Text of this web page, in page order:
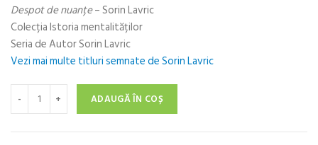
a
fost:
50,40 lei.
este:
44,70 lei.
Despot de nuanțe– Sorin Lavric
Colecția Istoria mentalităților
Seria de Autor Sorin Lavric
Vezi mai multe titluri semnate de Sorin Lavric
Cantitate Despot de nuanțe
ADAUGĂ ÎN COȘ